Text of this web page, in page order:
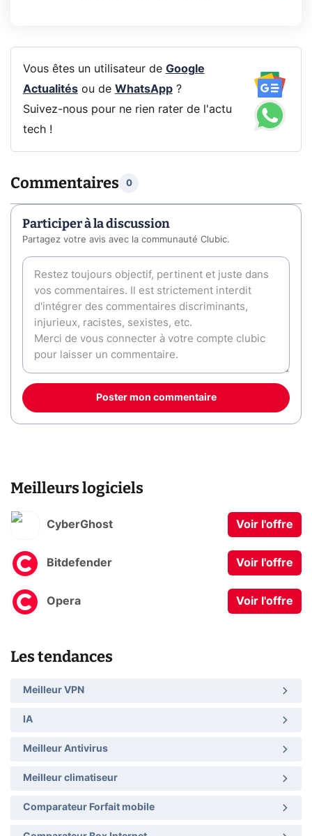
Vous êtes un utilisateur de Google
Actualitésou de WhatsApp?
Suivez-nous pour ne rien rater de l'actu
tech !
Commentaires 0
Participer à la discussion
Partagez votre avis avec la communauté Clubic.
Poster mon commentaire
Meilleurs logiciels
CyberGhost Voir l'offre
Bitdefender Voir l'offre
Opera Voir l'offre
Les tendances
Meilleur VPN
IA
Meilleur Antivirus
Meilleur climatiseur
Comparateur Forfait mobile